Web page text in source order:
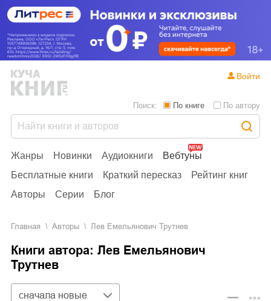
Жанры Новинки Аудиокниги
Вебтуны
Бесплатные книги
Краткий пересказ
Рейтинг книг
Авторы
Серии Блог
Поиск: По книге По автору
Войти
Главная Aвторы Лев Емельянович Трутнев
Книги автора: Лев Емельянович
Трутнев
Сортировка
сначала новые